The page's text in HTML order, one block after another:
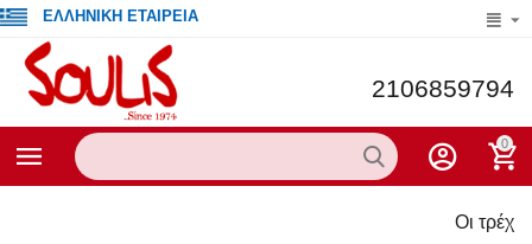
ΕΛΛΗΝΙΚΗ ΕΤΑΙΡΕΙΑ
2106859794
0
Οι τρέχουσες